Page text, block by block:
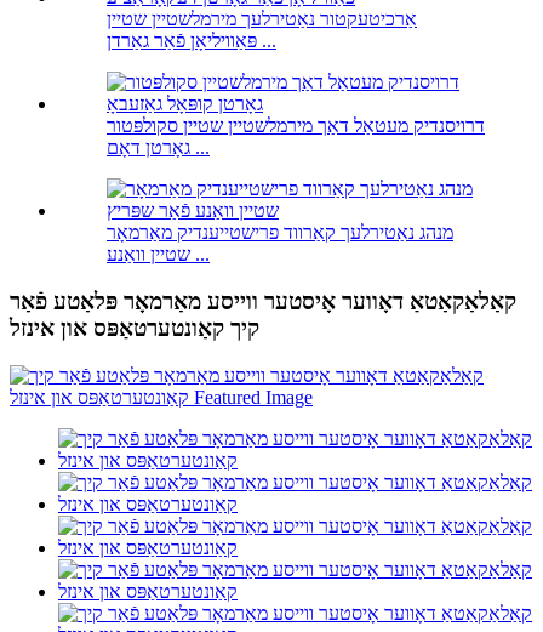
אַרכיטעקטור נאַטירלעך מירמלשטיין שטיין
פּאַוויליאָן פֿאַר גאַרדן ...
דרויסנדיק מעטאַל דאַך מירמלשטיין שטיין סקולפּטור
גאָרטן דאָם ...
מנהג נאַטירלעך קאַרווד פרישטייענדיק מאַרמאָר
שטיין וואַנע ...
קאַלאַקאַטאַ דאָווער אָיסטער ווייסע מאַרמאָר פּלאַטע פֿאַר
קיך קאַונטערטאַפּס און אינזל